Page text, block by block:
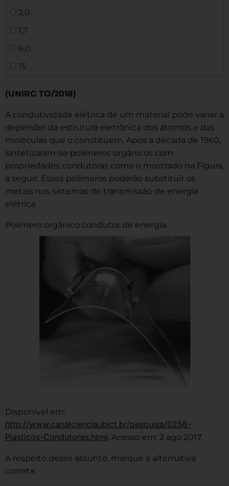
2,0
1,7
6,0
15
(UNIRG TO/2018)
A condutividade elétrica de um material pode variar a
depender da estrutura eletrônica dos átomos e das
moléculas que o constituem. Após a década de 1960,
sintetizaram-se polímeros orgânicos com
propriedades condutoras como o mostrado na Figura,
a seguir. Esses polímeros poderão substituir os
metais nos sistemas de transmissão de energia
elétrica.
Polímero orgânico condutor de energia.
Disponível em:
http://www.canalciencia.ibict.br/pesquisa/0256-
Plasticos-Condutores.html. Acesso em: 2 ago 2017.
A respeito desse assunto, marque a alternativa
correta: